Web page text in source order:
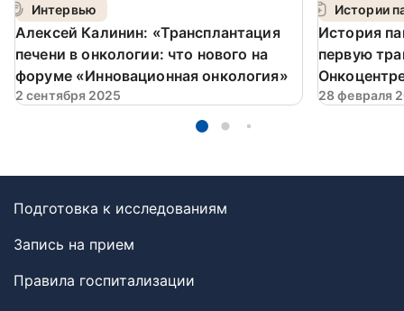
Интервью
Алексей Калинин: «Трансплантация
печени в онкологии: что нового на
форуме «Инновационная онкология»
2 сентября 2025
Истории
История
первую
28 февраля
Подготовка к исследованиям
Запись на прием
Правила госпитализации